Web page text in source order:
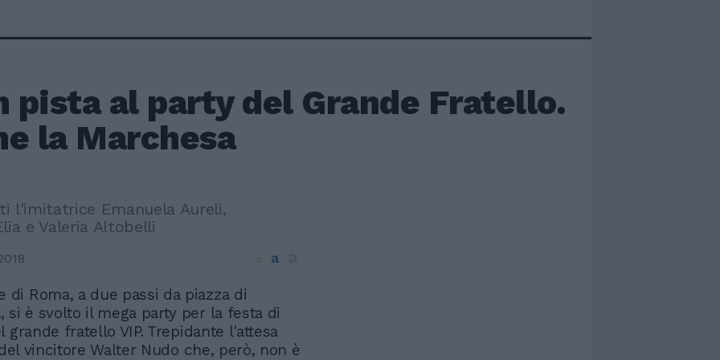
pista al party del Grande Fratello.
la Marchesa
l'imitatrice Emanuela Aureli,
e Valeria Altobelli
a
di Roma, a due passi da piazza di
si è svolto il mega party per la festa di
grande fratello VIP. Trepidante l'attesa
vincitore Walter Nudo che, però, non è